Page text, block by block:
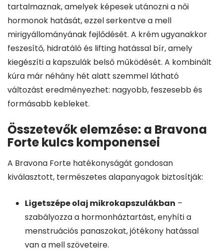
tartalmaznak, amelyek képesek utánozni a női
hormonok hatását, ezzel serkentve a mell
mirigyállományának fejlődését. A krém ugyanakkor
feszesítő, hidratáló és lifting hatással bír, amely
kiegészíti a kapszulák belső működését. A kombinált
kúra már néhány hét alatt szemmel látható
változást eredményezhet: nagyobb, feszesebb és
formásabb kebleket.
Összetevők elemzése: a Bravona
Forte kulcs komponensei
A Bravona Forte hatékonyságát gondosan
kiválasztott, természetes alapanyagok biztosítják:
Ligetszépe olaj mikrokapszulákban –
szabályozza a hormonháztartást, enyhíti a
menstruációs panaszokat, jótékony hatással
van a mell szöveteire.